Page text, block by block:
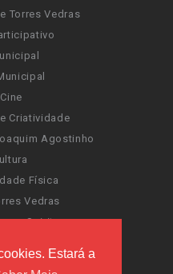
Estará a
Torres Vedras
Criatividade
Agostinho
Física
Vedras
Spirit